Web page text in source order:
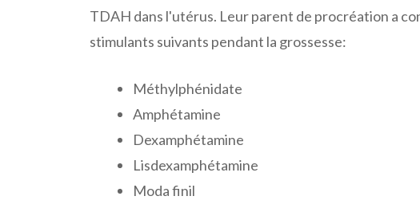
TDAH dans l'utérus. Leur parent de procréation a
stimulants suivants pendant la grossesse:
Méthylphénidate
Amphétamine
Dexamphétamine
Lisdexamphétamine
Moda finil